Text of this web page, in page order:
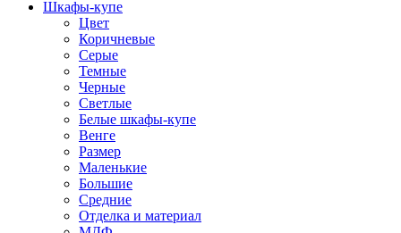
Шкафы-купе
Цвет
Коричневые
Серые
Темные
Черные
Светлые
Белые шкафы-купе
Венге
Размер
Маленькие
Большие
Средние
Отделка и материал